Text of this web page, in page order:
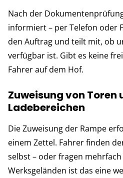
Nach der
informiert – per Telefon oder
den Auftrag und teilt mit, ob
verfügbar ist. Gibt es keine
Fahrer auf dem Hof.
Zuweisung von Toren
Ladebereichen
Die Zuweisung der Rampe
einem Zettel. Fahrer finden
selbst – oder fragen
Werksgeländen ist das eine